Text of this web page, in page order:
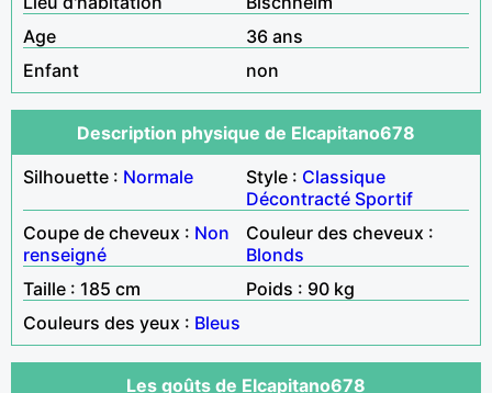
Age
36 ans
Enfant
non
Description physique de Elcapitano678
Silhouette : Normale Style : Classique
Décontracté Sportif
Coupe de cheveux : Non
renseigné
Couleur des cheveux :
Blonds
Taille : 185 cm
Poids : 90 kg
Couleurs des yeux : Bleus
Les goûts de Elcapitano678